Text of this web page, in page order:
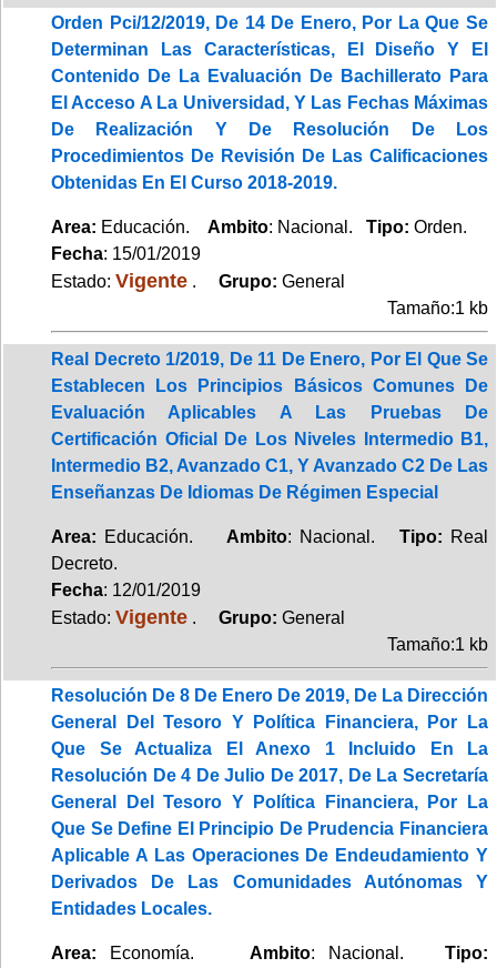
Orden Pci/12/2019, De 14 De Enero, Por La Que Se
Determinan Las Características, El Diseño Y El
Contenido De La Evaluación De Bachillerato Para
El Acceso A La Universidad, Y Las Fechas Máximas
De Realización Y De Resolución De Los
Procedimientos De Revisión De Las Calificaciones
Obtenidas En El Curso 2018-2019.
Area: Educación. Ambito: Nacional. Tipo: Orden.
Fecha: 15/01/2019
Estado: Vigente . Grupo: General
Tamaño:1 kb
Real Decreto 1/2019, De 11 De Enero, Por El Que Se
Establecen Los Principios Básicos Comunes De
Evaluación Aplicables A Las Pruebas De
Certificación Oficial De Los Niveles Intermedio B1,
Intermedio B2, Avanzado C1, Y Avanzado C2 De Las
Enseñanzas De Idiomas De Régimen Especial
Area: Educación. Ambito: Nacional. Tipo: Real
Decreto.
Fecha: 12/01/2019
Estado: Vigente . Grupo: General
Tamaño:1 kb
Resolución De 8 De Enero De 2019, De La Dirección
General Del Tesoro Y Política Financiera, Por La
Que Se Actualiza El Anexo 1 Incluido En La
Resolución De 4 De Julio De 2017, De La Secretaría
General Del Tesoro Y Política Financiera, Por La
Que Se Define El Principio De Prudencia Financiera
Aplicable A Las Operaciones De Endeudamiento Y
Derivados De Las Comunidades Autónomas Y
Entidades Locales.
Area: Economía. Ambito: Nacional.Tipo: